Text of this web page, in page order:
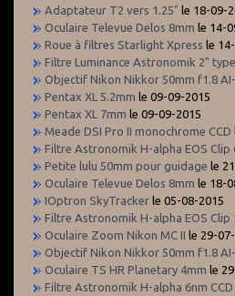
Adaptateur T2 vers 1.25" le 18-09-
Oculaire Televue Delos 8mm le 14-
Roue à filtres Starlight Xpress le
Filtre Luminance Astronomik 2"
Objectif Nikon Nikkor 50mm f1.8
Pentax XL 5.2mm le 09-09-2015
Pentax XL 7mm le 09-09-2015
Meade DSI Pro II monochrome CCD
Filtre Astronomik H-alpha EOS Clip
Petite lulu 50mm pour guidage le
Oculaire Televue Delos 8mm le 18-
IOptron SkyTracker le 05-08-2015
Filtre Astronomik H-alpha EOS Clip
Oculaire Zoom Nikon MC II le 29-
Objectif Nikon Nikkor 50mm f1.8
Oculaire TS HR Planetary 4mm le
Filtre Astronomik H-alpha 6nm CCD